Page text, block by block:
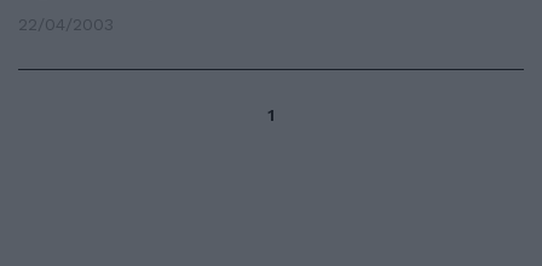
22/04/2003
1